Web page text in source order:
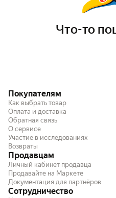
Что-то
Покупателям
Как выбрать товар
Оплата и доставка
Обратная связь
О сервисе
Участие в исследованиях
Возвраты
Продавцам
Личный кабинет продавца
Продавайте на Маркете
Документация для партнёров
Сотрудничество